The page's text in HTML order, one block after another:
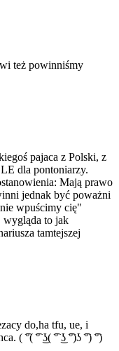
też powinniśmy
pajaca z Polski, z
dla pontoniarzy.
Mają prawo
jednak być poważni
wpuścimy cię"
wygląda to jak
tamtejszej
do,ha tfu, ue, i
( ͡°( ͡° ͜ʖ( ͡° ͜ʖ ͡°)ʖ ͡°) ͡°)